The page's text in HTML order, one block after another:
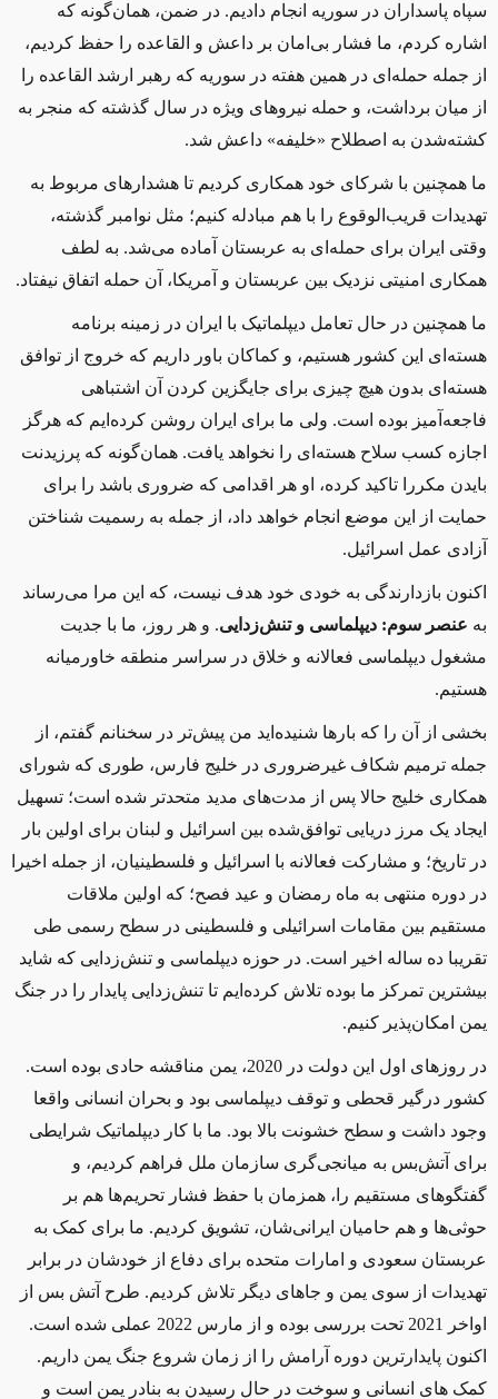
سپاه پاسداران در سوریه انجام دادیم. در ضمن، همان‌گونه که
اشاره کردم، ما فشار بی‌امان بر داعش و القاعده را حفظ کردیم،
از جمله حمله‌ای در همین هفته در سوریه که رهبر ارشد القاعده را
از میان برداشت، و حمله نیروهای ویژه در سال گذشته که منجر به
کشته‌شدن به‌ اصطلاح «خلیفه» داعش شد.
ما همچنین با شرکای خود همکاری کردیم تا هشدارهای مربوط به
تهدیدات قریب‌الوقوع را با هم مبادله کنیم؛ مثل نوامبر گذشته،
وقتی ایران برای حمله‌ای به عربستان آماده می‌شد. به لطف
همکاری امنیتی نزدیک بین عربستان و آمریکا، آن حمله اتفاق نیفتاد.
ما همچنین در حال تعامل دیپلماتیک با ایران در زمینه برنامه
هسته‌ای این کشور هستیم، و کماکان باور داریم که خروج از توافق
هسته‌ای بدون هیچ چیزی برای جایگزین کردن آن اشتباهی
فاجعه‌آمیز بوده است. ولی ما برای ایران روشن کرده‌ایم که هرگز
اجازه کسب سلاح هسته‌ای را نخواهد یافت. همان‌گونه که پرزیدنت
بایدن مکررا تاکید کرده، او هر اقدامی که ضروری باشد را برای
حمایت از این موضع انجام خواهد داد، از جمله به رسمیت شناختن
آزادی عمل اسرائیل.
اکنون بازدارندگی به خودی خود هدف نیست، که این مرا می‌رساند
به عنصر سوم: دیپلماسی و تنش‌زدایی. و هر روز، ما با جدیت
مشغول دیپلماسی فعالانه و خلاق در سراسر منطقه خاورمیانه
هستیم.
بخشی از آن را که بارها شنیده‌اید من پیش‌تر در سخنانم گفتم، از
جمله ترمیم شکاف غیرضروری در خلیج فارس، طوری که شورای
همکاری خلیج حالا پس از مدت‌های مدید متحدتر شده است؛ تسهیل
ایجاد یک مرز دریایی توافق‌شده بین اسرائیل و لبنان برای اولین بار
در تاریخ؛ و مشارکت فعالانه با اسرائیل و فلسطینیان، از جمله اخیرا
در دوره منتهی به ماه رمضان و عید فصح؛ که اولین ملاقات
مستقیم بین مقامات اسرائیلی و فلسطینی در سطح رسمی طی
تقریبا ده ساله اخیر است. در حوزه دیپلماسی و تنش‌زدایی که شاید
بیشترین تمرکز ما بوده تلاش کرده‌ایم تا تنش‌زدایی پایدار را در جنگ
یمن امکان‌پذیر کنیم.
در روزهای اول این دولت در 2020، یمن مناقشه حادی بوده است.
کشور درگیر قحطی و توقف دیپلماسی بود و بحران انسانی واقعا
وجود داشت و سطح خشونت بالا بود. ما با کار دیپلماتیک شرایطی
برای آتش‌بس به میانجی‌گری سازمان ملل فراهم کردیم، و
گفتگوهای مستقیم را، همزمان با حفظ فشار تحریم‌ها هم بر
حوثی‌ها و هم حامیان ایرانی‌شان، تشویق کردیم. ما برای کمک به
عربستان سعودی و امارات متحده برای دفاع از خودشان در برابر
تهدیدات از سوی یمن و جاهای دیگر تلاش کردیم. طرح آتش بس از
اواخر 2021 تحت بررسی بوده و از مارس 2022 عملی شده است.
اکنون پایدارترین دوره آرامش را از زمان شروع جنگ یمن داریم.
کمک های انسانی و سوخت در حال رسیدن به بنادر یمن است و